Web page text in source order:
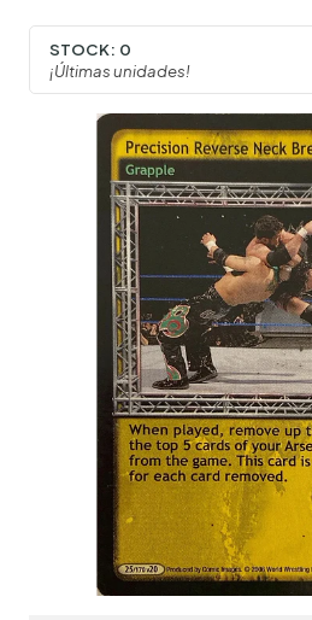
STOCK: 0
¡Últimas unidades!